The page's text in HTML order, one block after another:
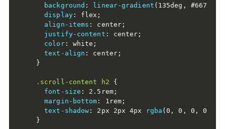
background : linear-gradient ( 135deg ,
#667eea
display: flex ;
align-items : center ;
justify-content : center ;
color: white ;
text-align : center;
}
.scroll-content h2
{
font-size : 2.5rem;
margin-bottom : 1rem ;
text-shadow : 2px 2px 4px rgba (0 , 0 , 0 , 0.3
}